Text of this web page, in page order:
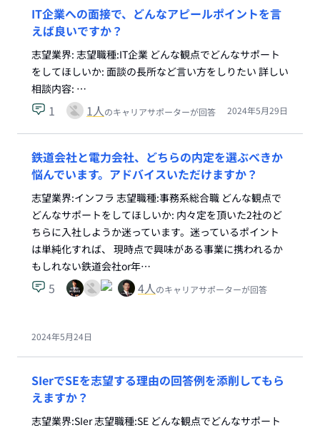
IT企業への面接で、どんなアピールポイントを言
えば良いですか？
志望業界: 志望職種:IT企業 どんな観点でどんなサポート
をしてほしいか: 面談の長所など言い方をしりたい 詳しい
相談内容: …
1 1人のキャリアサポーターが回答 2024年5月29日
鉄道会社と電力会社、どちらの内定を選ぶべきか
悩んでいます。アドバイスいただけますか？
志望業界:インフラ 志望職種:事務系総合職 どんな観点で
どんなサポートをしてほしいか: 内々定を頂いた2社のど
ちらに入社しようか迷っています。迷っているポイント
は単純化すれば、 現時点で興味がある事業に携われるか
もしれない鉄道会社or年…
5 4人のキャリアサポーターが回答
2024年5月24日
SIerでSEを志望する理由の回答例を添削してもら
えますか？
志望業界:SIer 志望職種:SE どんな観点でどんなサポート